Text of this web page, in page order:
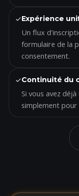
✓Expérience
Un flux
formulaire de la
consentement.
✓Continuité du
Si vous avez
simplement pour